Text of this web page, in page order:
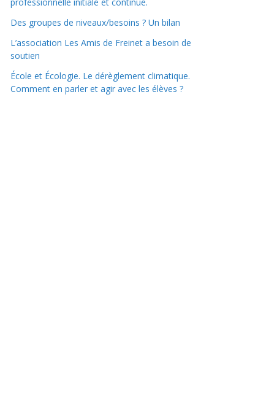
Des groupes de niveaux/besoins ? Un bilan
L’association Les Amis de Freinet a besoin de
soutien
École et Écologie. Le dérèglement climatique.
Comment en parler et agir avec les élèves ?